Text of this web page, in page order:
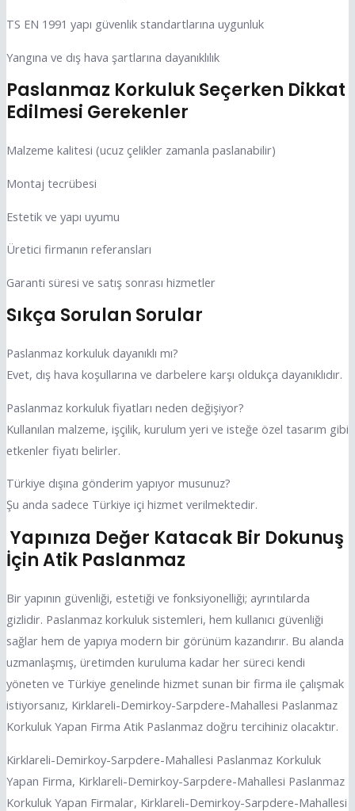
TS EN 1991 yapı güvenlik standartlarına uygunluk
Yangına ve dış hava şartlarına dayanıklılık
Paslanmaz Korkuluk Seçerken Dikkat
Edilmesi Gerekenler
Malzeme kalitesi (ucuz çelikler zamanla paslanabilir)
Montaj tecrübesi
Estetik ve yapı uyumu
Üretici firmanın referansları
Garanti süresi ve satış sonrası hizmetler
Sıkça Sorulan Sorular
Paslanmaz korkuluk dayanıklı mı?
Evet, dış hava koşullarına ve darbelere karşı oldukça dayanıklıdır.
Paslanmaz korkuluk fiyatları neden değişiyor?
Kullanılan malzeme, işçilik, kurulum yeri ve isteğe özel tasarım gibi
etkenler fiyatı belirler.
Türkiye dışına gönderim yapıyor musunuz?
Şu anda sadece Türkiye içi hizmet verilmektedir.
Yapınıza Değer Katacak Bir Dokunuş
İçin Atik Paslanmaz
Bir yapının güvenliği, estetiği ve fonksiyonelliği; ayrıntılarda
gizlidir. Paslanmaz korkuluk sistemleri, hem kullanıcı güvenliği
sağlar hem de yapıya modern bir görünüm kazandırır. Bu alanda
uzmanlaşmış, üretimden kuruluma kadar her süreci kendi
yöneten ve Türkiye genelinde hizmet sunan bir firma ile çalışmak
istiyorsanız, Kirklareli-Demirkoy-Sarpdere-Mahallesi Paslanmaz
Korkuluk Yapan Firma Atik Paslanmaz doğru tercihiniz olacaktır.
Kirklareli-Demirkoy-Sarpdere-Mahallesi Paslanmaz Korkuluk
Yapan Firma, Kirklareli-Demirkoy-Sarpdere-Mahallesi Paslanmaz
Korkuluk Yapan Firmalar, Kirklareli-Demirkoy-Sarpdere-Mahallesi